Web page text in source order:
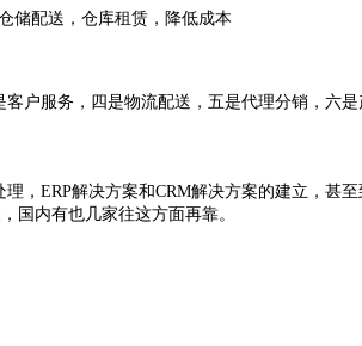
储配送，仓库租赁，降低成本
户服务，四是物流配送，五是代理分销 ，六是
理，ERP解决方案和CRM解决方案的建立，甚
国内有也几家往这方面再靠。